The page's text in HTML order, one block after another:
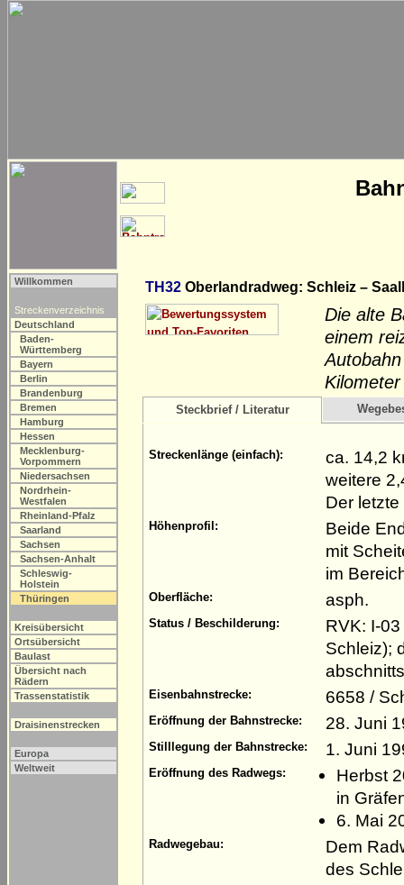
Willkommen
Streckenverzeichnis
Deutschland
Baden-
Württemberg
Bayern
Berlin
Brandenburg
Bremen
Hamburg
Hessen
Mecklenburg-
Vorpommern
Niedersachsen
Nordrhein-
Westfalen
Rheinland-Pfalz
Saarland
Sachsen
Sachsen-Anhalt
Schleswig-
Holstein
Thüringen
Kreisübersicht
Ortsübersicht
Baulast
Übersicht nach
Rädern
Trassenstatistik
Draisinenstrecken
Europa
Weltweit
TH32 Oberlandradweg: Schleiz –
Die alte
einem
Steckbrief / Literatur
Streckenlänge (einfach):
ca. 14,2
weitere
Der
Höhenprofil:
Beide
mit
im
Oberfläche: asph.
Status / Beschilderung:
RVK: I-
Schleiz);
Eisenbahnstrecke: 6658 /
Eröffnung der Bahnstrecke: 28. Juni
Stilllegung der Bahnstrecke: 1. Juni
Eröffnung des Radwegs:
Herbst
in
6. Mai
Radwegebau:
Dem
des